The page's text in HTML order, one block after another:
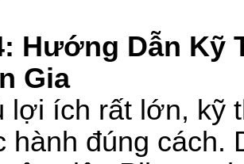
Hướng Dẫn Kỹ
Gia
lợi ích rất lớn, kỹ
hành đúng